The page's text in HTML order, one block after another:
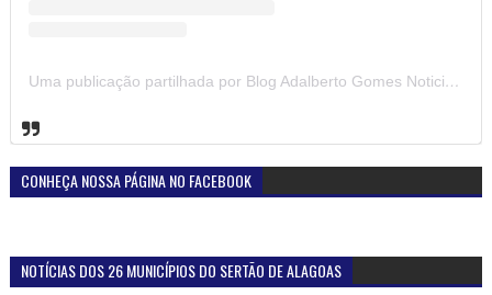
Uma publicação partilhada por Blog Adalberto Gomes Noticias (@blogadalbertogomesnoticiass)
CONHEÇA NOSSA PÁGINA NO FACEBOOK
NOTÍCIAS DOS 26 MUNICÍPIOS DO SERTÃO DE ALAGOAS